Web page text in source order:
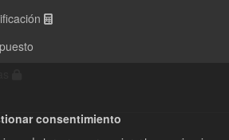
consentimiento